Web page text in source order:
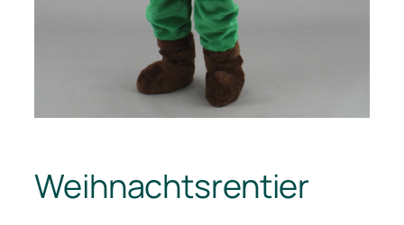
Weihnachtsrentier